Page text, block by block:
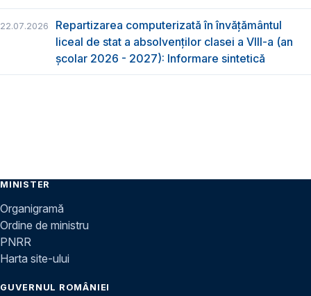
22.07.2026
Repartizarea computerizată în învăţământul
liceal de stat a absolvenţilor clasei a VIII-a (an
școlar 2026 - 2027): Informare sintetică
MINISTER
Organigramă
Ordine de ministru
PNRR
Harta site-ului
GUVERNUL ROMÂNIEI